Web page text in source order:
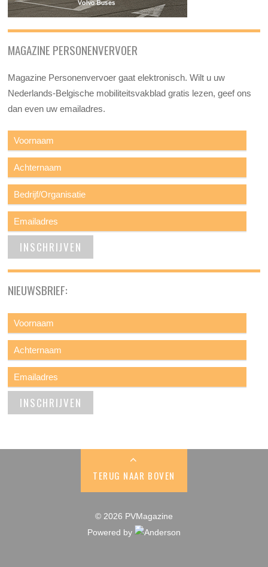
MAGAZINE PERSONENVERVOER
Magazine Personenvervoer gaat elektronisch. Wilt u uw
Nederlands-Belgische mobiliteitsvakblad gratis lezen, geef ons
dan even uw emailadres.
NIEUWSBRIEF:
TERUG NAAR BOVEN
© 2026 PVMagazine
Powered by